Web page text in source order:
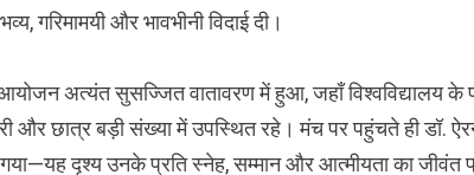
गरिमामयी और भावभीनी विदाई दी।
अत्यंत सुसज्जित वातावरण में हुआ, जहाँ विश्वविद्यालय के
और छात्र बड़ी संख्या में उपस्थित रहे। मंच पर पहुंचते ही डॉ.
दृश्य उनके प्रति स्नेह, सम्मान और आत्मीयता का जीवंत